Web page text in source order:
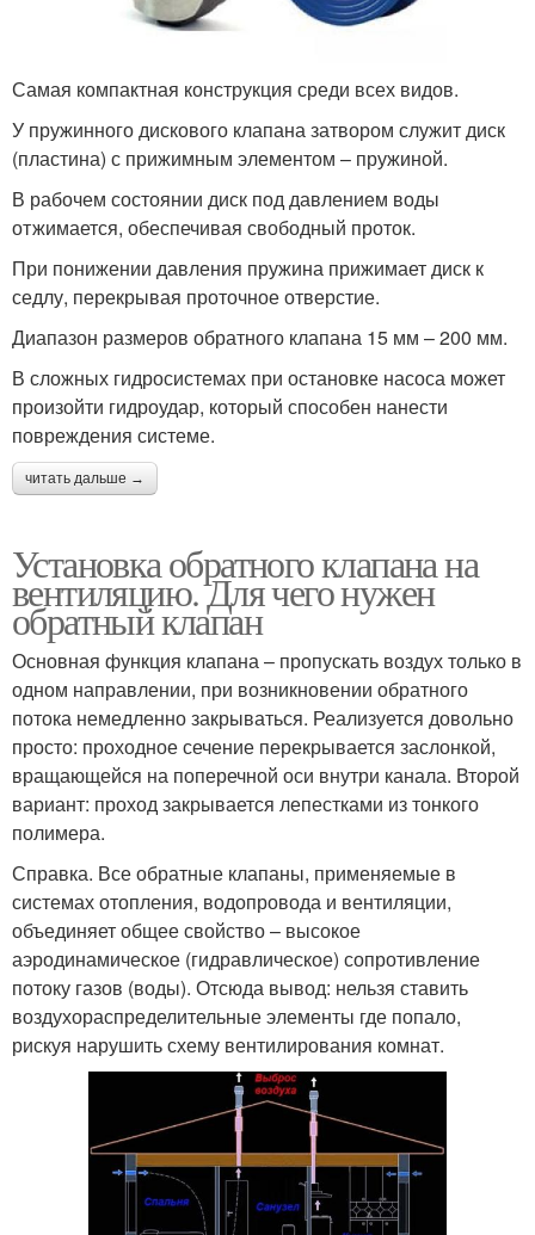
Самая компактная конструкция среди всех видов.
У пружинного дискового клапана затвором служит диск
(пластина) с прижимным элементом – пружиной.
В рабочем состоянии диск под давлением воды
отжимается, обеспечивая свободный проток.
При понижении давления пружина прижимает диск к
седлу, перекрывая проточное отверстие.
Диапазон размеров обратного клапана 15 мм – 200 мм.
В сложных гидросистемах при остановке насоса может
произойти гидроудар, который способен нанести
повреждения системе.
читать дальше →
Установка обратного клапана на
вентиляцию. Для чего нужен
обратный клапан
Основная функция клапана – пропускать воздух только в
одном направлении, при возникновении обратного
потока немедленно закрываться. Реализуется довольно
просто: проходное сечение перекрывается заслонкой,
вращающейся на поперечной оси внутри канала. Второй
вариант: проход закрывается лепестками из тонкого
полимера.
Справка. Все обратные клапаны, применяемые в
системах отопления, водопровода и вентиляции,
объединяет общее свойство – высокое
аэродинамическое (гидравлическое) сопротивление
потоку газов (воды). Отсюда вывод: нельзя ставить
воздухораспределительные элементы где попало,
рискуя нарушить схему вентилирования комнат.